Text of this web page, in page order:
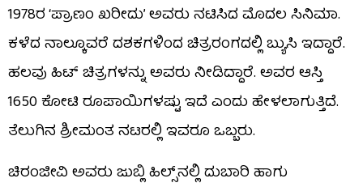
1978ರ ‘ಪ್ರಾಣಂ ಖರೀದು’ ಅವರು ನಟಿಸಿದ ಮೊದಲ ಸಿನಿಮಾ.
ಕಳೆದ ನಾಲ್ಕೂವರೆ ದಶಕಗಳಿಂದ ಚಿತ್ರರಂಗದಲ್ಲಿ ಬ್ಯುಸಿ ಇದ್ದಾರೆ.
ಹಲವು ಹಿಟ್ ಚಿತ್ರಗಳನ್ನು ಅವರು ನೀಡಿದ್ದಾರೆ. ಅವರ ಆಸ್ತಿ
1650 ಕೋಟಿ ರೂಪಾಯಿಗಳಷ್ಟು ಇದೆ ಎಂದು ಹೇಳಲಾಗುತ್ತಿದೆ.
ತೆಲುಗಿನ ಶ್ರೀಮಂತ ನಟರಲ್ಲಿ ಇವರೂ ಒಬ್ಬರು.
ಚಿರಂಜೀವಿ ಅವರು ಜುಬ್ಲಿ ಹಿಲ್ಸ್​ನಲ್ಲಿ ದುಬಾರಿ ಹಾಗು